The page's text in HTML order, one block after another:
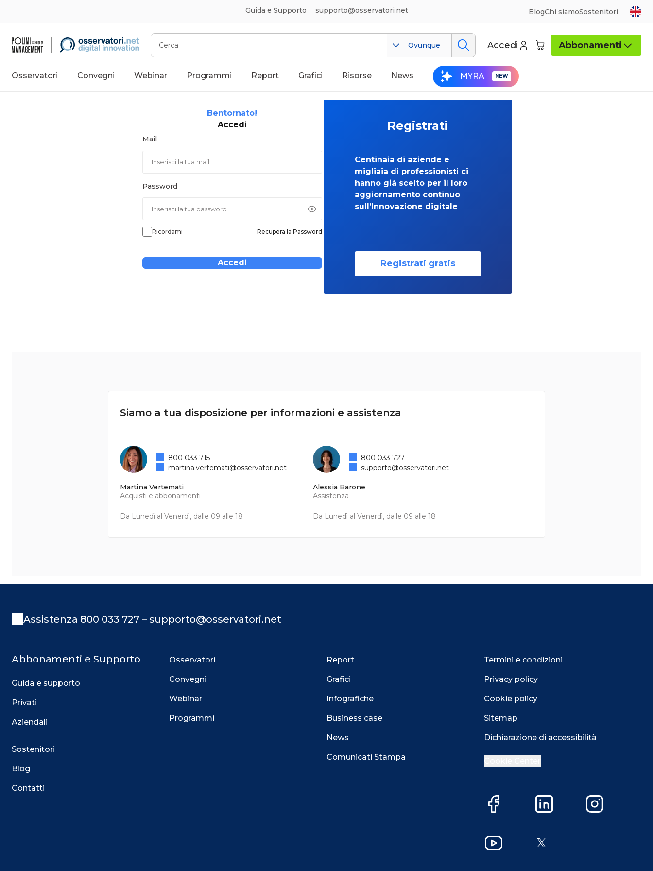
Guida e Supporto supporto@osservatori.net BlogChi siamoSostenitori
Cerca
Ovunque Accedi Abbonamenti
Osservatori Convegni Webinar Programmi Report Grafici Risorse News MYRA
Bentornato!
Accedi
Mail
Password
Ricordami Recupera la Password
Accedi
Registrati
Centinaia di aziende e
migliaia di professionisti ci
hanno già scelto per il loro
aggiornamento continuo
sull’Innovazione digitale
Registrati gratis
Siamo a tua disposizione per informazioni e assistenza
Martina Vertemati
Acquisti e abbonamenti
Da Lunedì al Venerdì, dalle 09 alle 18
800 033 715
martina.vertemati@osservatori.net
Alessia Barone
Assistenza
Da Lunedì al Venerdì, dalle 09 alle 18
800 033 727
supporto@osservatori.net
Assistenza 800 033 727 – supporto@osservatori.net
Abbonamenti e Supporto
Guida e supporto
Privati
Aziendali
Sostenitori
Blog
Contatti
Osservatori
Convegni
Webinar
Programmi
Report
Grafici
Infografiche
Business case
News
Comunicati Stampa
Termini e condizioni
Privacy policy
Cookie policy
Sitemap
Dichiarazione di accessibilità
Facebook LinkedIn Instagram
YouTube X
Accetta Più opzioni